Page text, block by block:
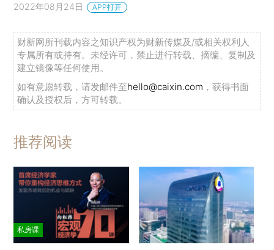
2022年08月24日 APP打开
财新网所刊载内容之知识产权为财新传媒及/或相关权利人
专属所有或持有。未经许可，禁止进行转载、摘编、复制及
建立镜像等任何使用。
如有意愿转载，请发邮件至hello@caixin.com ，获得书面
确认及授权后，方可转载。
推荐阅读
私房课